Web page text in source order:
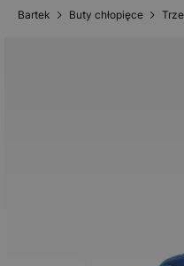
Bartek Buty chłopięce